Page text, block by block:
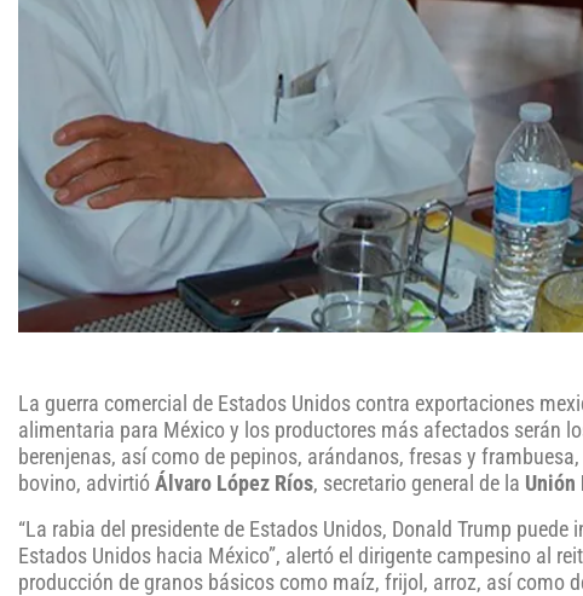
La guerra comercial de Estados Unidos contra exportaciones
alimentaria para México y los productores más afectados serán
berenjenas, así como de pepinos, arándanos, fresas y
bovino, advirtió Álvaro López Ríos, secretario general de la Unión
“La rabia del presidente de Estados Unidos, Donald Trump
Estados Unidos hacia México”, alertó el dirigente campesino al
producción de granos básicos como maíz, frijol, arroz, así como